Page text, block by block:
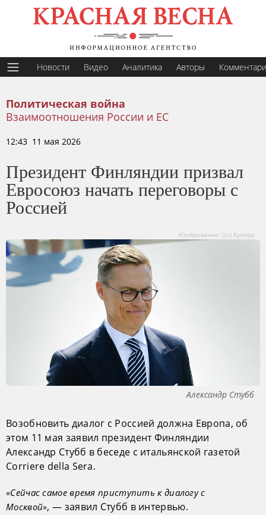
Новости Видео Аналитика Авторы
Политическая война
Взаимоотношения России и ЕС
12:43 11 мая 2026
Президент Финляндии призвал
Евросоюз начать переговоры с
Россией
Изображение: (cc) Kynnap
Александр Стубб
Возобновить диалог с Россией должна Европа, об
этом 11 мая заявил президент Финляндии
Александр Стубб в беседе с итальянской газетой
Corriere della Sera.
«Сейчас самое время приступить к диалогу с
Москвой», — заявил Стубб в интервью.